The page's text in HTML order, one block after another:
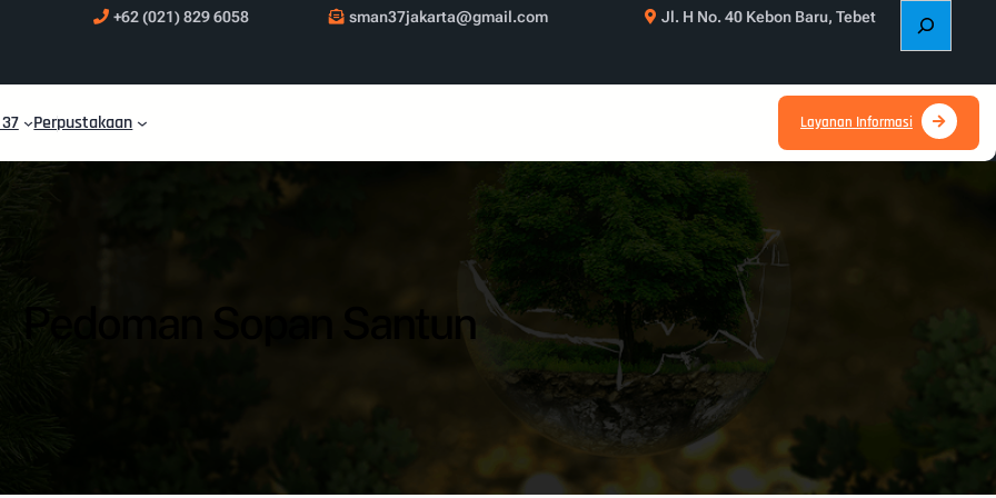
+62 (021) 829 6058 sman37jakarta@gmail.com Jl. H No. 40 Kebon Baru, Tebet
r
c
Perpustakaan Layanan Informasi
Pedoman Sopan Santun